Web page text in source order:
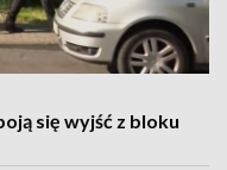
się wyjść z bloku